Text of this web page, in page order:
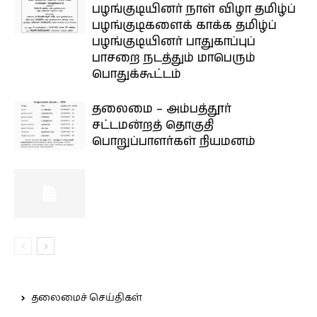
பழங்குடியினர் நாள் விழா தமிழ்ப்
பழங்குடிகளைக் காக்க தமிழ்ப்
பழங்குடியினர் பாதுகாப்புப்
பாசறை நடத்தும் மாபெரும்
பொதுக்கூட்டம்
தலைமை – அம்பத்தூர்
சட்டமன்றத் தொகுதி
பொறுப்பாளர்கள் நியமனம்
தலைமைச் செய்திகள்